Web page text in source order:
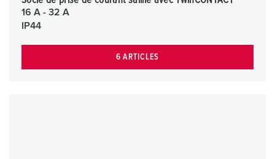
16 A - 32 A
IP44
6 ARTICLES